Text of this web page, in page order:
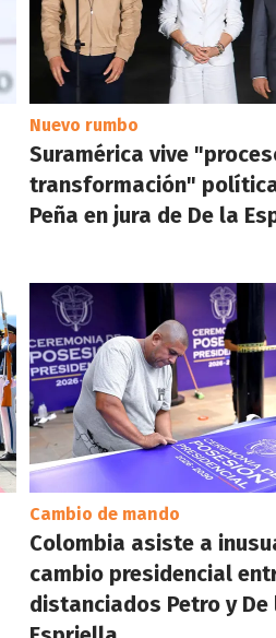
Nuevo rumbo
Suramérica vive
transformación"
Peña en jura de De la
Cambio de mando
Colombia asiste a
cambio presidencial
distanciados Petro y De